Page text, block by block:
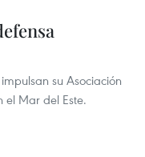
su Asociación
Mar del Este.